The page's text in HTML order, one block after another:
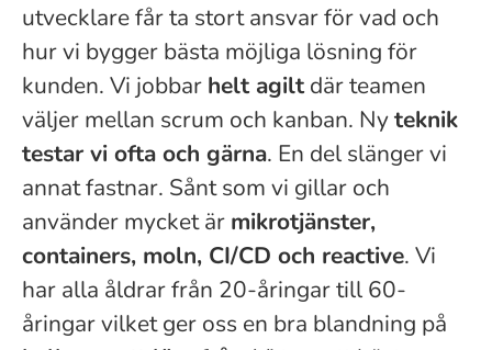
utvecklare får ta stort ansvar för vad och
hur vi bygger bästa möjliga lösning för
kunden. Vi jobbar helt agiltdär teamen
väljer mellan scrum och kanban. Nyteknik
testar vi ofta och gärna. En del slänger vi
annat fastnar. Sånt som vi gillar och
använder mycket är mikrotjänster,
containers, moln, CI/CD och reactive. Vi
har alla åldrar från 20-åringar till 60-
åringar vilket ger oss en bra blandning på